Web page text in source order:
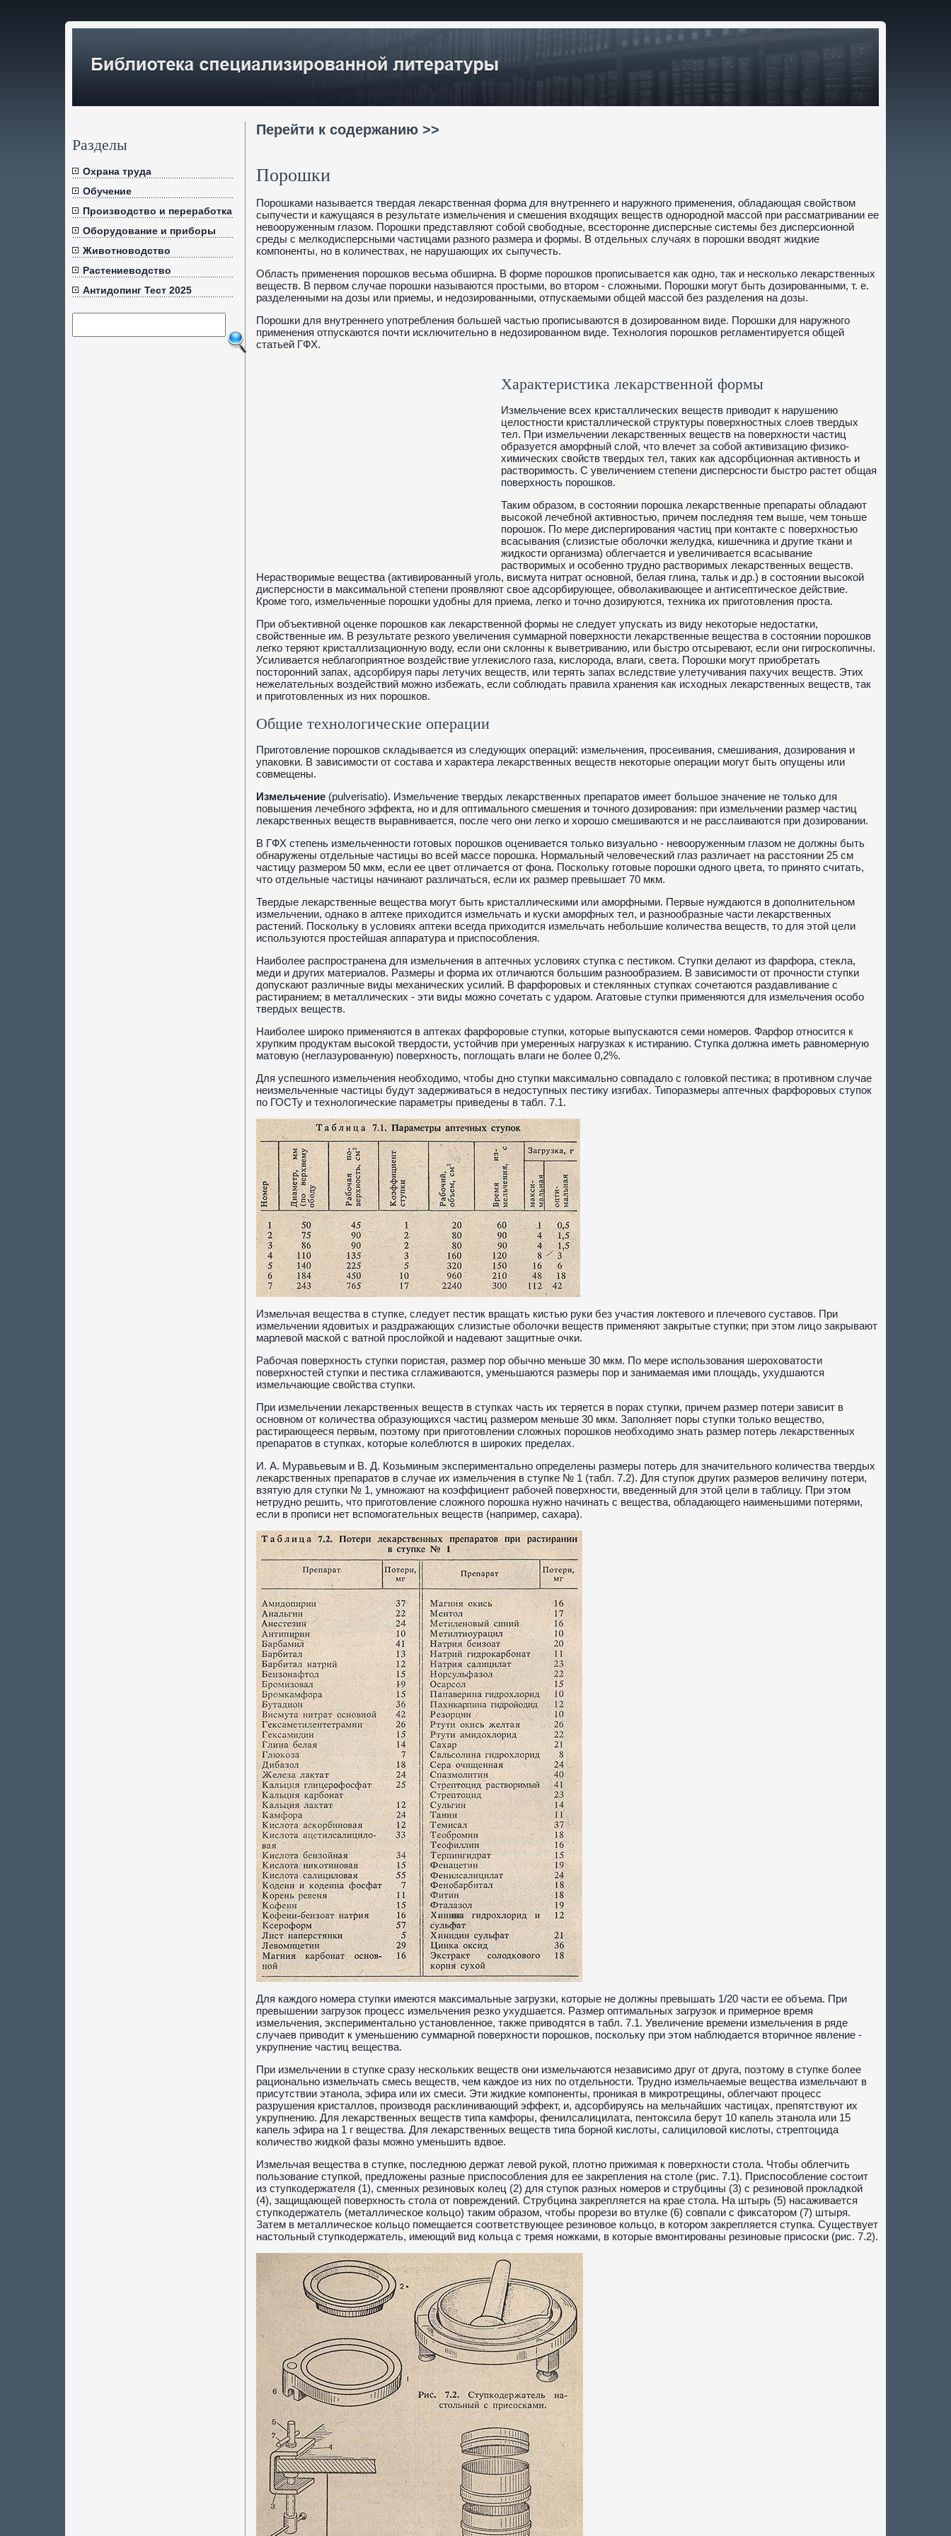
Перейти к содержанию >>
Порошки
Порошками называется твердая лекарственная форма для внутреннего и наружного применения, обладающая свойством
сыпучести и кажущаяся в результате измельчения и смешения входящих веществ однородной массой при рассматривании ее
невооруженным глазом. Порошки представляют собой свободные, всесторонне дисперсные системы без дисперсионной
среды с мелкодисперсными частицами разного размера и формы. В отдельных случаях в порошки вводят жидкие
компоненты, но в количествах, не нарушающих их сыпучесть.
Область применения порошков весьма обширна. В форме порошков прописывается как одно, так и несколько лекарственных
веществ. В первом случае порошки называются простыми, во втором - сложными. Порошки могут быть дозированными, т. е.
разделенными на дозы или приемы, и недозированными, отпускаемыми общей массой без разделения на дозы.
Порошки для внутреннего употребления большей частью прописываются в дозированном виде. Порошки для наружного
применения отпускаются почти исключительно в недозированном виде. Технология порошков регламентируется общей
статьей ГФХ.
Характеристика лекарственной формы
Измельчение всех кристаллических веществ приводит к нарушению
целостности кристаллической структуры поверхностных слоев твердых
тел. При измельчении лекарственных веществ на поверхности частиц
образуется аморфный слой, что влечет за собой активизацию физико-
химических свойств твердых тел, таких как адсорбционная активность и
растворимость. С увеличением степени дисперсности быстро растет общая
поверхность порошков.
Таким образом, в состоянии порошка лекарственные препараты обладают
высокой лечебной активностью, причем последняя тем выше, чем тоньше
порошок. По мере диспергирования частиц при контакте с поверхностью
всасывания (слизистые оболочки желудка, кишечника и другие ткани и
жидкости организма) облегчается и увеличивается всасывание
растворимых и особенно трудно растворимых лекарственных веществ.
Нерастворимые вещества (активированный уголь, висмута нитрат основной, белая глина, тальк и др.) в состоянии высокой
дисперсности в максимальной степени проявляют свое адсорбирующее, обволакивающее и антисептическое действие.
Кроме того, измельченные порошки удобны для приема, легко и точно дозируются, техника их приготовления проста.
При объективной оценке порошков как лекарственной формы не следует упускать из виду некоторые недостатки,
свойственные им. В результате резкого увеличения суммарной поверхности лекарственные вещества в состоянии порошков
легко теряют кристаллизационную воду, если они склонны к выветриванию, или быстро отсыревают, если они гигроскопичны.
Усиливается неблагоприятное воздействие углекислого газа, кислорода, влаги, света. Порошки могут приобретать
посторонний запах, адсорбируя пары летучих веществ, или терять запах вследствие улетучивания пахучих веществ. Этих
нежелательных воздействий можно избежать, если соблюдать правила хранения как исходных лекарственных веществ, так
и приготовленных из них порошков.
Общие технологические операции
Приготовление порошков складывается из следующих операций: измельчения, просеивания, смешивания, дозирования и
упаковки. В зависимости от состава и характера лекарственных веществ некоторые операции могут быть опущены или
совмещены.
Измельчение (pulverisatio). Измельчение твердых лекарственных препаратов имеет большое значение не только для
повышения лечебного эффекта, но и для оптимального смешения и точного дозирования: при измельчении размер частиц
лекарственных веществ выравнивается, после чего они легко и хорошо смешиваются и не расслаиваются при дозировании.
В ГФХ степень измельченности готовых порошков оценивается только визуально - невооруженным глазом не должны быть
обнаружены отдельные частицы во всей массе порошка. Нормальный человеческий глаз различает на расстоянии 25 см
частицу размером 50 мкм, если ее цвет отличается от фона. Поскольку готовые порошки одного цвета, то принято считать,
что отдельные частицы начинают различаться, если их размер превышает 70 мкм.
Твердые лекарственные вещества могут быть кристаллическими или аморфными. Первые нуждаются в дополнительном
измельчении, однако в аптеке приходится измельчать и куски аморфных тел, и разнообразные части лекарственных
растений. Поскольку в условиях аптеки всегда приходится измельчать небольшие количества веществ, то для этой цели
используются простейшая аппаратура и приспособления.
Наиболее распространена для измельчения в аптечных условиях ступка с пестиком. Ступки делают из фарфора, стекла,
меди и других материалов. Размеры и форма их отличаются большим разнообразием. В зависимости от прочности ступки
допускают различные виды механических усилий. В фарфоровых и стеклянных ступках сочетаются раздавливание с
растиранием; в металлических - эти виды можно сочетать с ударом. Агатовые ступки применяются для измельчения особо
твердых веществ.
Наиболее широко применяются в аптеках фарфоровые ступки, которые выпускаются семи номеров. Фарфор относится к
хрупким продуктам высокой твердости, устойчив при умеренных нагрузках к истиранию. Ступка должна иметь равномерную
матовую (неглазурованную) поверхность, поглощать влаги не более 0,2%.
Для успешного измельчения необходимо, чтобы дно ступки максимально совпадало с головкой пестика; в противном случае
неизмельченные частицы будут задерживаться в недоступных пестику изгибах. Типоразмеры аптечных фарфоровых ступок
по ГОСТу и технологические параметры приведены в табл. 7.1.
Измельчая вещества в ступке, следует пестик вращать кистью руки без участия локтевого и плечевого суставов. При
измельчении ядовитых и раздражающих слизистые оболочки веществ применяют закрытые ступки; при этом лицо закрывают
марлевой маской с ватной прослойкой и надевают защитные очки.
Рабочая поверхность ступки пористая, размер пор обычно меньше 30 мкм. По мере использования шероховатости
поверхностей ступки и пестика сглаживаются, уменьшаются размеры пор и занимаемая ими площадь, ухудшаются
измельчающие свойства ступки.
При измельчении лекарственных веществ в ступках часть их теряется в порах ступки, причем размер потери зависит в
основном от количества образующихся частиц размером меньше 30 мкм. Заполняет поры ступки только вещество,
растирающееся первым, поэтому при приготовлении сложных порошков необходимо знать размер потерь лекарственных
препаратов в ступках, которые колеблются в широких пределах.
И. А. Муравьевым и В. Д. Козьминым экспериментально определены размеры потерь для значительного количества твердых
лекарственных препаратов в случае их измельчения в ступке № 1 (табл. 7.2). Для ступок других размеров величину потери,
взятую для ступки № 1, умножают на коэффициент рабочей поверхности, введенный для этой цели в таблицу. При этом
нетрудно решить, что приготовление сложного порошка нужно начинать с вещества, обладающего наименьшими потерями,
если в прописи нет вспомогательных веществ (например, сахара).
Для каждого номера ступки имеются максимальные загрузки, которые не должны превышать 1/20 части ее объема. При
превышении загрузок процесс измельчения резко ухудшается. Размер оптимальных загрузок и примерное время
измельчения, экспериментально установленное, также приводятся в табл. 7.1. Увеличение времени измельчения в ряде
случаев приводит к уменьшению суммарной поверхности порошков, поскольку при этом наблюдается вторичное явление -
укрупнение частиц вещества.
При измельчении в ступке сразу нескольких веществ они измельчаются независимо друг от друга, поэтому в ступке более
рационально измельчать смесь веществ, чем каждое из них по отдельности. Трудно измельчаемые вещества измельчают в
присутствии этанола, эфира или их смеси. Эти жидкие компоненты, проникая в микротрещины, облегчают процесс
разрушения кристаллов, производя расклинивающий эффект, и, адсорбируясь на мельчайших частицах, препятствуют их
укрупнению. Для лекарственных веществ типа камфоры, фенилсалицилата, пентоксила берут 10 капель этанола или 15
капель эфира на 1 г вещества. Для лекарственных веществ типа борной кислоты, салициловой кислоты, стрептоцида
количество жидкой фазы можно уменьшить вдвое.
Измельчая вещества в ступке, последнюю держат левой рукой, плотно прижимая к поверхности стола. Чтобы облегчить
пользование ступкой, предложены разные приспособления для ее закрепления на столе (рис. 7.1). Приспособление состоит
из ступкодержателя (1), сменных резиновых колец (2) для ступок разных номеров и струбцины (3) с резиновой прокладкой
(4), защищающей поверхность стола от повреждений. Струбцина закрепляется на крае стола. На штырь (5) насаживается
ступкодержатель (металлическое кольцо) таким образом, чтобы прорези во втулке (6) совпали с фиксатором (7) штыря.
Затем в металлическое кольцо помещается соответствующее резиновое кольцо, в котором закрепляется ступка. Существует
настольный ступкодержатель, имеющий вид кольца с тремя ножками, в которые вмонтированы резиновые присоски (рис. 7.2).
Разделы
Охрана труда
Обучение
Производство и переработка
Оборудование и приборы
Животноводство
Растениеводство
Антидопинг Тест 2025